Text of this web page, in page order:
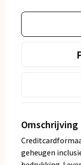
Omschrijving
geheugen